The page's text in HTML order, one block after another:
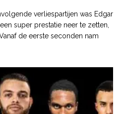
verliespartijen was Edgar
super prestatie neer te zetten,
de eerste seconden nam